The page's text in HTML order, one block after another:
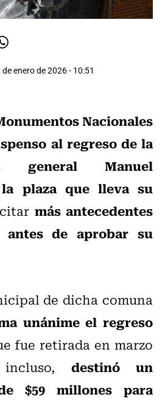
enero de 2026 - 10:51
Nacionales
al regreso de la
general Manuel
plaza que lleva su
más antecedentes
antes de aprobar su
de dicha comuna
unánime el regreso
fue retirada en marzo
destinó un
$59 millones para